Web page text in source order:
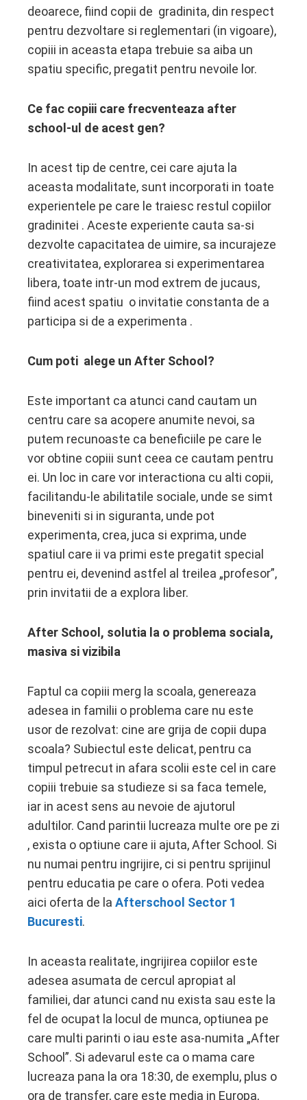
deoarece, fiind copii de gradinita, din respect
pentru dezvoltare si reglementari (in vigoare),
copiii in aceasta etapa trebuie sa aiba un
spatiu specific, pregatit pentru nevoile lor.
Ce fac copiii care frecventeaza after
school-ul de acest gen?
In acest tip de centre, cei care ajuta la
aceasta modalitate, sunt incorporati in toate
experientele pe care le traiesc restul copiilor
gradinitei . Aceste experiente cauta sa-si
dezvolte capacitatea de uimire, sa incurajeze
creativitatea, explorarea si experimentarea
libera, toate intr-un mod extrem de jucaus,
fiind acest spatiu o invitatie constanta de a
participa si de a experimenta .
Cum poti alege un After School?
Este important ca atunci cand cautam un
centru care sa acopere anumite nevoi, sa
putem recunoaste ca beneficiile pe care le
vor obtine copiii sunt ceea ce cautam pentru
ei. Un loc in care vor interactiona cu alti copii,
facilitandu-le abilitatile sociale, unde se simt
bineveniti si in siguranta, unde pot
experimenta, crea, juca si exprima, unde
spatiul care ii va primi este pregatit special
pentru ei, devenind astfel al treilea „profesor”,
prin invitatii de a explora liber.
After School, solutia la o problema sociala,
masiva si vizibila
Faptul ca copiii merg la scoala, genereaza
adesea in familii o problema care nu este
usor de rezolvat: cine are grija de copii dupa
scoala? Subiectul este delicat, pentru ca
timpul petrecut in afara scolii este cel in care
copiii trebuie sa studieze si sa faca temele,
iar in acest sens au nevoie de ajutorul
adultilor. Cand parintii lucreaza multe ore pe zi
, exista o optiune care ii ajuta, After School. Si
nu numai pentru ingrijire, ci si pentru sprijinul
pentru educatia pe care o ofera. Poti vedea
aici oferta de la Afterschool Sector 1
Bucuresti.
In aceasta realitate, ingrijirea copiilor este
adesea asumata de cercul apropiat al
familiei, dar atunci cand nu exista sau este la
fel de ocupat la locul de munca, optiunea pe
care multi parinti o iau este asa-numita „After
School”. Si adevarul este ca o mama care
lucreaza pana la ora 18:30, de exemplu, plus o
ora de transfer, care este media in Europa,